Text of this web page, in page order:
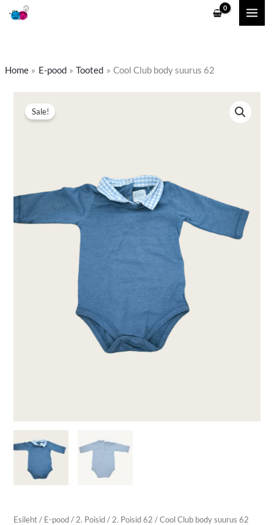
Skip
Home E-pood Tooted Cool Club body suurus 62
Sale!
Esileht/ E-pood/ 2. Poisid/ 2. Poisid 62 / Cool Club body suurus 62
Algne
2,00 €.
Club